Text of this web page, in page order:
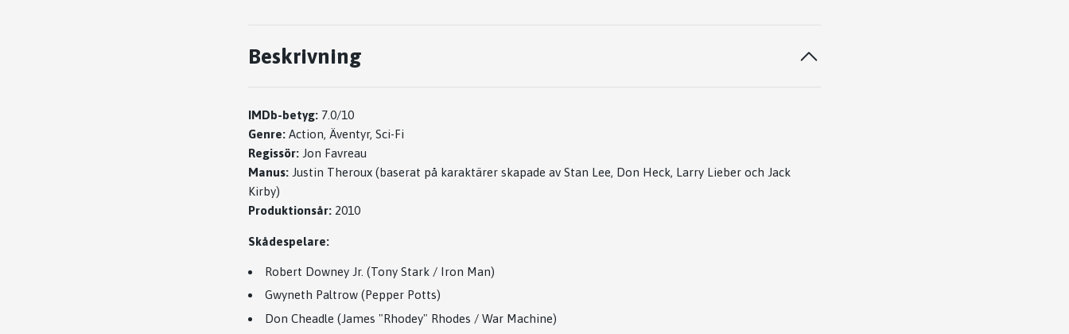
Beskrivning
IMDb-betyg: 7.0/10
Genre: Action, Äventyr, Sci-Fi
Regissör: Jon Favreau
Manus: Justin Theroux (baserat på karaktärer skapade av Stan Lee, Don Heck, Larry Lieber och Jack
Kirby)
Produktionsår: 2010
Skådespelare:
Robert Downey Jr. (Tony Stark / Iron Man)
Gwyneth Paltrow (Pepper Potts)
Don Cheadle (James "Rhodey" Rhodes / War Machine)